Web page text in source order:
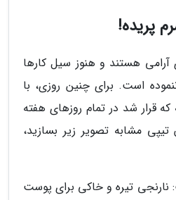
پریده!
آرامی هستند و هنوز سیل کارها
است. برای چنین روزی، با
قرار شد در تمام روزهای هفته
مشابه تصویر زیر بسازید،
نارنجی تیره و خاکی برای پوست